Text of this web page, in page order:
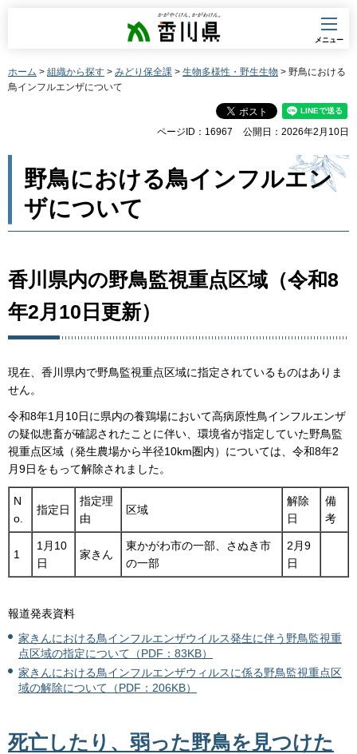
香川県
メニュー
ホーム > 組織から探す > みどり保全課 > 生物多様性・野生生物 > 野鳥における
鳥インフルエンザについて
ページID：16967 公開日：2026年2月10日
野鳥における鳥インフルエン
ザについて
香川県内の野鳥監視重点区域（令和8
年2月10日更新）
現在、香川県内で野鳥監視重点区域に指定されているものはありま
せん。
令和8年1月10日に県内の養鶏場において高病原性鳥インフルエンザ
の疑似患畜が確認されたことに伴い、環境省が指定していた野鳥監
視重点区域（発生農場から半径10km圏内）については、令和8年2
月9日をもって解除されました。
N
o.
指定日
指定理
由
区域
解除
日
備
考
1
1月10
日
家きん
東かがわ市の一部、さぬき市
の一部
2月9
日
報道発表資料
家きんにおける鳥インフルエンザウイルス発生に伴う野鳥監視重
点区域の指定について（PDF：83KB）
家きんにおける鳥インフルエンザウィルスに係る野鳥監視重点区
域の解除について（PDF：206KB）
死亡したり、弱った野鳥を見つけた